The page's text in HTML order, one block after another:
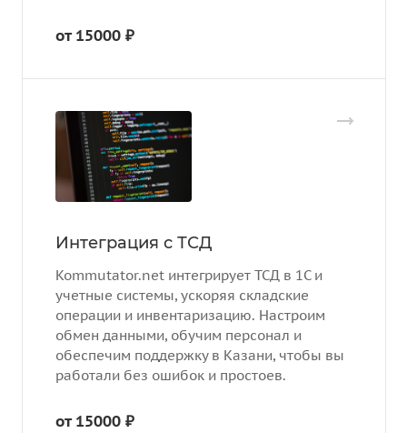
от 15000 ₽
Интеграция с ТСД
Kommutator.net интегрирует ТСД в 1С и
учетные системы, ускоряя складские
операции и инвентаризацию. Настроим
обмен данными, обучим персонал и
обеспечим поддержку в Казани, чтобы вы
работали без ошибок и простоев.
от 15000 ₽